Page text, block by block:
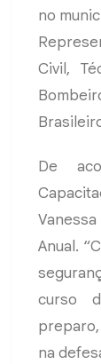
no
Civil,
De
Anual.
curso
na